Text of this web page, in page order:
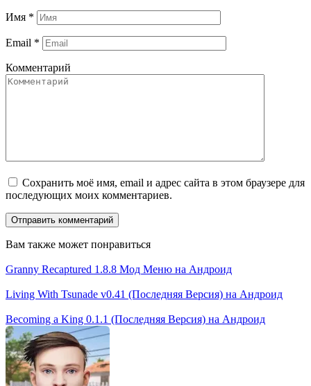
Имя *
Email *
Комментарий
Сохранить моё имя, email и адрес сайта в этом браузере для
последующих моих комментариев.
Вам также может понравиться
Granny Recaptured 1.8.8 Мод Меню на Андроид
Living With Tsunade v0.41 (Последняя Версия) на Андроид
Becoming a King 0.1.1 (Последняя Версия) на Андроид